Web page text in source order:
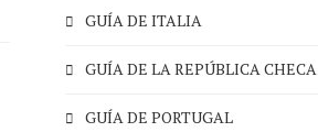
GUÍA DE ITALIA
GUÍA DE LA REPÚBLICA CHECA
GUÍA DE PORTUGAL